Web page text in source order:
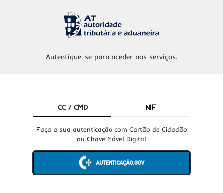
Autentique-se para aceder aos serviços.
CC / CMD NIF
Faça a sua autenticação com Cartão de Cidadão
ou Chave Móvel Digital